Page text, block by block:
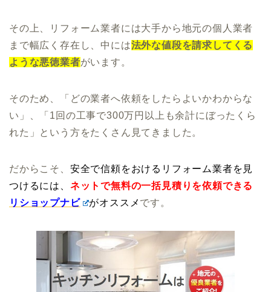
その上、リフォーム業者には大手から地元の個人業者
まで幅広く存在し、中には法外な値段を請求してくる
ような悪徳業者がいます。
そのため、「どの業者へ依頼をしたらよいかわからな
い」、「1回の工事で300万円以上も余計にぼったくら
れた」という方をたくさん見てきました。
だからこそ、 安全で信頼をおけるリフォーム業者を見
つけるには、 ネットで無料の一括見積りを依頼できる
リショップナビ
がオススメ です。